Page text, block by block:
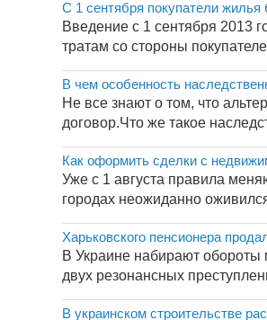
С 1 сентября покупатели
Введение с 1 сентября 2013
тратам со стороны
В чем особенность
Не все знают о том, что
договор.Что же такое
Как оформить сделки с
Уже с 1 августа правила
городах неожиданно
Харьковского пенсионера
В Украине набирают
двух резонансных
В украинском строительстве